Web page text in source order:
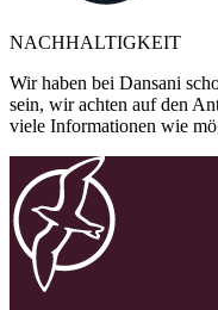
NACHHALTIGKEIT
Wir haben bei Dansani
sein, wir achten auf den
viele Informationen wie